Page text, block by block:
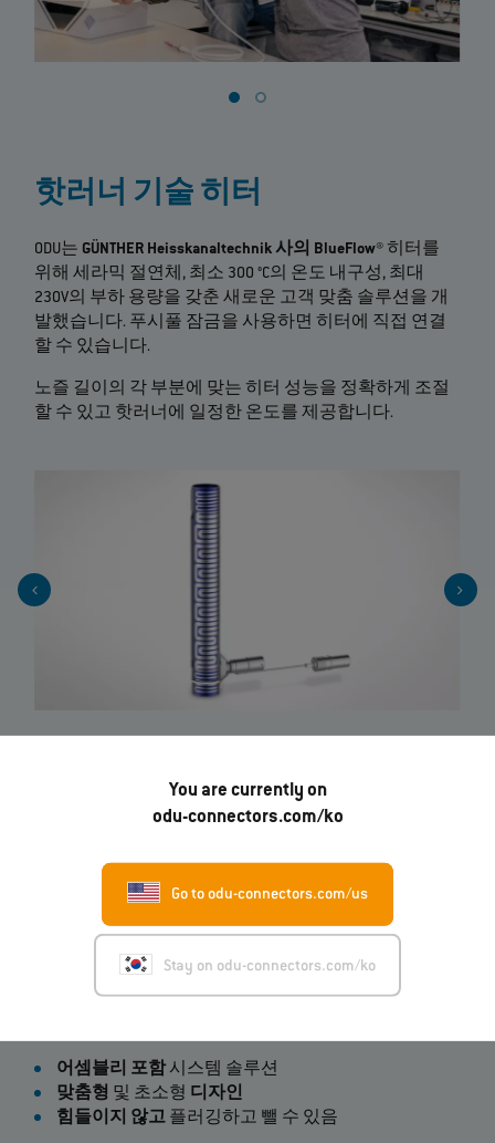
You are currently on
odu-connectors.com/ko
Go to odu-connectors.com/us
Stay on odu-connectors.com/ko
핫러너 기술 히터
ODU는 GÜNTHER Heisskanaltechnik 사의 BlueFlow®히터를
위해 세라믹 절연체, 최소 300 °C의 온도 내구성, 최대
230V의 부하 용량을 갖춘 새로운 고객 맞춤 솔루션을 개
발했습니다. 푸시풀 잠금을 사용하면 히터에 직접 연결
할 수 있습니다.
노즐 길이의 각 부분에 맞는 히터 성능을 정확하게 조절
할 수 있고 핫러너에 일정한 온도를 제공합니다.
효과적인 흡입기 전문업체 PARI는 eFlow® 진동 멤브레인
네뷸라이저 플랫폼의 다양한 장치에서 자웅동체 디자인
은 물론 임상 평가 연구 시 병원에서도 사용할 수 있습니
다. ODU 커넥터 솔루션은컨트롤러와 네뷸라이저 사이 인
어셈블리 포함시스템 솔루션
맞춤형 및 초소형 디자인
힘들이지 않고 플러깅하고 뺄 수 있음